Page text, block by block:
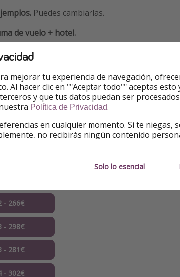
Puedes cambiarlas.
de vuelo + hotel.
reservar por teléfono? Puedes llamar
230€ ✅
236€ ✅
- 266€
- 298€
- 281€
- 302€
mejorar tu experiencia de navegación,
Al hacer clic en ""Aceptar todo"" aceptas
y que tus datos puedan ser procesados
Política de Privacidad.
en cualquier momento. Si te niegas,
no recibirás ningún contenido
Solo lo esencial